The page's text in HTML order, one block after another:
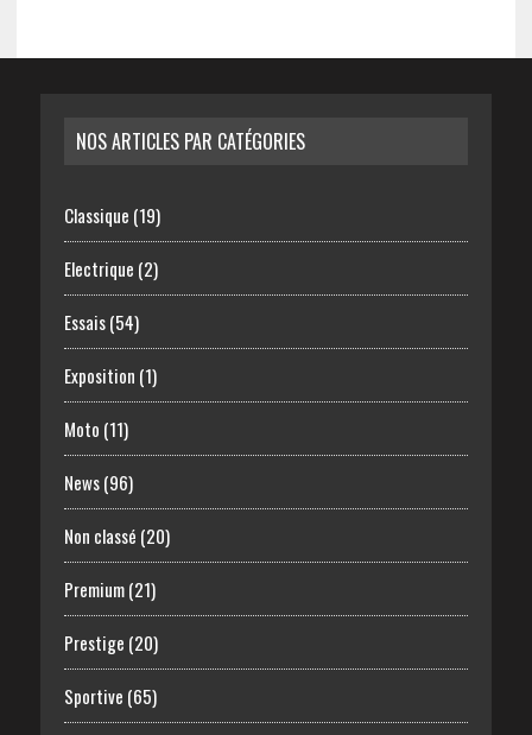
NOS ARTICLES PAR CATÉGORIES
Classique (19)
Electrique (2)
Essais(54)
Exposition (1)
Moto (11)
News(96)
Non classé (20)
Premium(21)
Prestige (20)
Sportive (65)